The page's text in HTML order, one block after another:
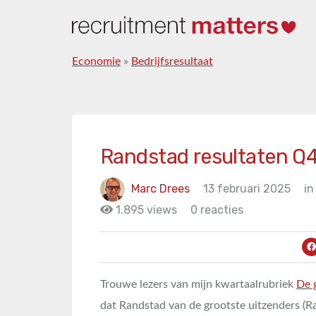
Economie » Bedrijfsresultaat
Randstad resultaten
Marc Drees 13 februari 2025
in
1.895 views
0 reacties
Trouwe lezers van mijn kwartaalrubriek De
dat Randstad van de grootste uitzenders